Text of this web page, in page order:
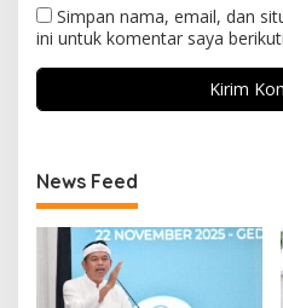
Simpan nama, email, dan
ini untuk komentar saya
News Feed